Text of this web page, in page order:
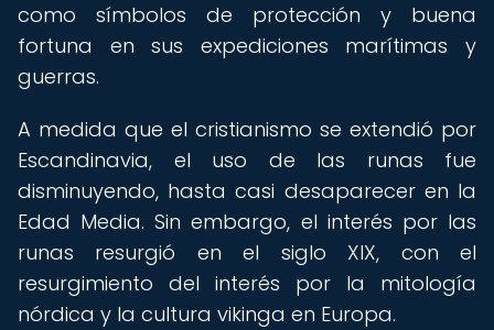
como símbolos de protección y buena
fortuna en sus expediciones marítimas y
guerras.
A medida que el cristianismo se extendió por
Escandinavia, el uso de las runas fue
disminuyendo, hasta casi desaparecer en la
Edad Media. Sin embargo, el interés por las
runas resurgió en el siglo XIX, con el
resurgimiento del interés por la mitología
nórdica y la cultura vikinga en Europa.